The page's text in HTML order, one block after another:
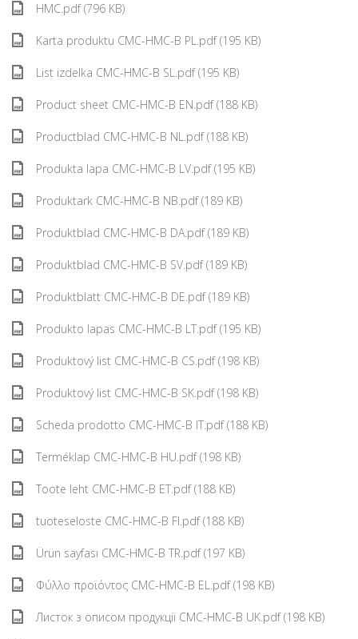
HMC.pdf (796 KB)
Karta produktu CMC-HMC-B PL.pdf (195 KB)
List izdelka CMC-HMC-B SL.pdf (195 KB)
Product sheet CMC-HMC-B EN.pdf (188 KB)
Productblad CMC-HMC-B NL.pdf (188 KB)
Produkta lapa CMC-HMC-B LV.pdf (195 KB)
Produktark CMC-HMC-B NB.pdf (189 KB)
Produktblad CMC-HMC-B DA.pdf (189 KB)
Produktblad CMC-HMC-B SV.pdf (189 KB)
Produktblatt CMC-HMC-B DE.pdf (189 KB)
Produkto lapas CMC-HMC-B LT.pdf (195 KB)
Produktový list CMC-HMC-B CS.pdf (198 KB)
Produktový list CMC-HMC-B SK.pdf (198 KB)
Scheda prodotto CMC-HMC-B IT.pdf (188 KB)
Terméklap CMC-HMC-B HU.pdf (198 KB)
Toote leht CMC-HMC-B ET.pdf (188 KB)
tuoteseloste CMC-HMC-B FI.pdf (188 KB)
Ürün sayfası CMC-HMC-B TR.pdf (197 KB)
Φύλλο προϊόντος CMC-HMC-B EL.pdf (198 KB)
Листок з описом продукції CMC-HMC-B UK.pdf (198 KB)